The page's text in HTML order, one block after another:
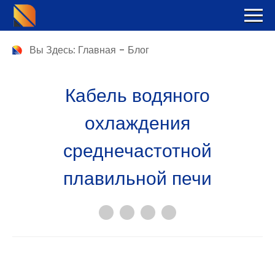
Вы Здесь: Главная - Блог
Кабель водяного
охлаждения
среднечастотной
плавильной печи